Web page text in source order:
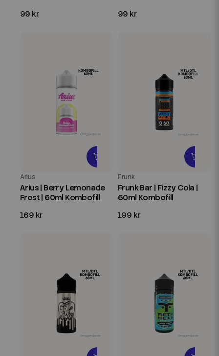
99 kr
99 kr
Arius
Arius | Berry Lemonade
Frost | 60ml Kombofill
169 kr
Frunk
Frunk Bar | Fizzy Cola |
60ml Kombofill
199 kr